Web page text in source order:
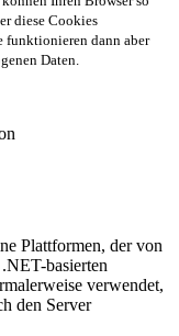
diese Cookies
funktionieren dann aber
Daten.
Plattformen, der von
basierten
verwendet,
den Server